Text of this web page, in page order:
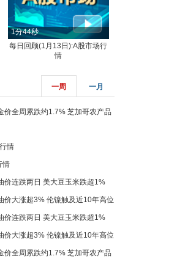
1分44秒
每日回顾(1月13日):A股市场行
情
全周累跌约1.7% 芝加哥农产品
情
情
连跌两日 美大豆玉米跌超1%
价大涨超3% 伦镍触及近10年高位
价连跌两日 美大豆玉米跌超1%
价大涨超3% 伦镍触及近10年高位
价全周累跌约1.7% 芝加哥农产品